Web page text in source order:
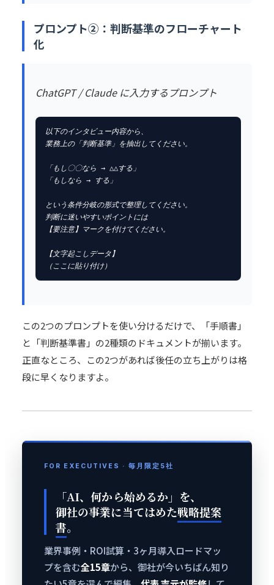
プロンプト②：判断基準のフローチャート
化
ChatGPT / Claude に入力するプロンプト
以下のインタビュー内容から、
業務上の「判断基準」を抽出してください。
「もし〇〇なら → △△する」
「もしなら → する」
という条件分岐の形式で整理してください。
判断に迷いやすいポイントには
【要注意】マークを付けてください。
【文字起こしデータ】
（ここに貼り付け）
この2つのプロンプトを使い分けるだけで、「手順書」
と「判断基準書」の2種類のドキュメントが揃います。
正直なところ、この2つがあれば後任の立ち上がりは格
段に早くなりますよ。
FOR EXECUTIVES · 毎月限定5社
「AI、何から始めるか」を、
御社の事業に当てはめた戦略提案
書。
業界事例・ROI試算・3ヶ月導入ロードマッ
プを含む全15章から、御社が今いちばん知り